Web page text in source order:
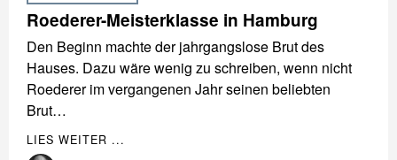
Roederer-Meisterklasse in Hamburg
Den Beginn machte der jahrgangslose Brut des
Hauses. Dazu wäre wenig zu schreiben, wenn nicht
Roederer im vergangenen Jahr seinen beliebten
Brut…
LIES WEITER ...